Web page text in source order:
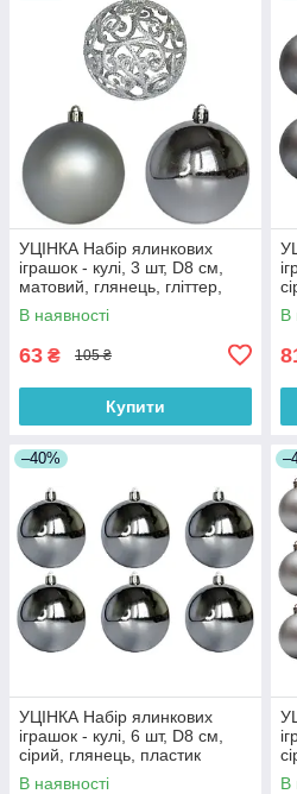
УЦІНКА Набір ялинкових
іграшок - кулі, 3 шт, D8 см,
матовий, глянець, гліттер,
сріблястий, пластик (251642)
В наявності
63 ₴ 105 ₴
Купити
В
–40%
УЦІНКА Набір ялинкових
іграшок - кулі, 6 шт, D8 см,
сірий, глянець, пластик
(251284)
В наявності В